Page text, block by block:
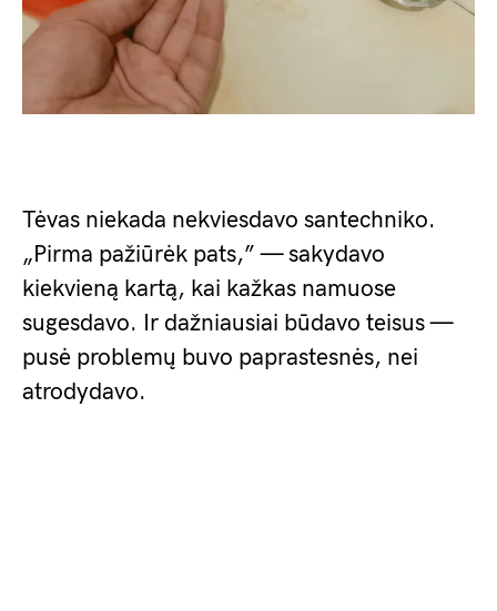
Tėvas niekada nekviesdavo santechniko.
„Pirma pažiūrėk pats,” — sakydavo
kiekvieną kartą, kai kažkas namuose
sugesdavo. Ir dažniausiai būdavo teisus —
pusė problemų buvo paprastesnės, nei
atrodydavo.